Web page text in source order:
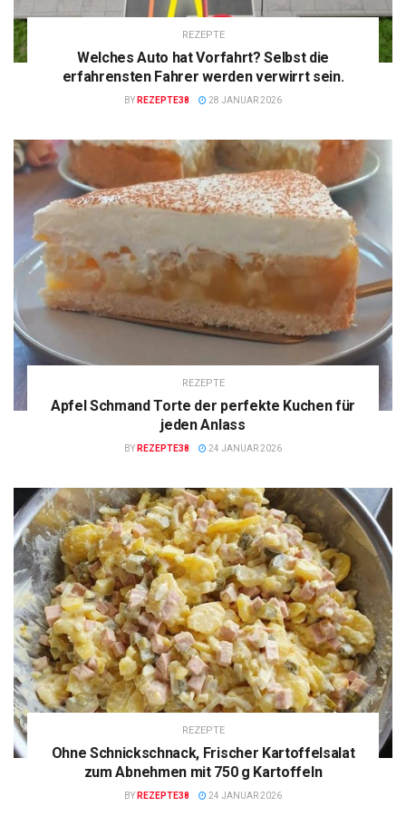
REZEPTE
Welches Auto hat Vorfahrt? Selbst die
erfahrensten Fahrer werden verwirrt sein.
BY REZEPTE38 28 JANUAR 2026
REZEPTE
Apfel Schmand Torte der perfekte Kuchen für
jeden Anlass
BY REZEPTE38 24 JANUAR 2026
REZEPTE
Ohne Schnickschnack, Frischer Kartoffelsalat
zum Abnehmen mit 750 g Kartoffeln
BY REZEPTE38 24 JANUAR 2026